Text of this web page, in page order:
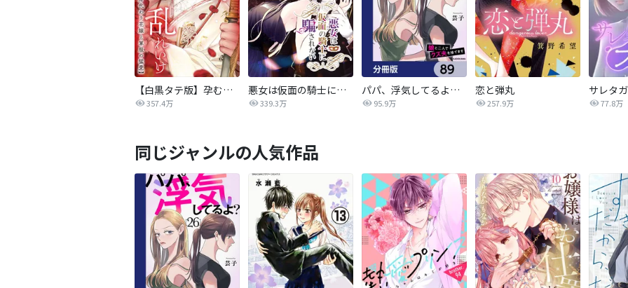
【白黒タテ版】孕むまで乱れいけ～身代わり花嫁と軍服の猛愛
357.4万
悪女は仮面の騎士に騙されない
339.3万
パパ、浮気してるよ？娘と二人でクズ夫を捨てます【分冊版】
95.9万
恋と弾丸
257.9万 77.8万
同じジャンルの人気作品